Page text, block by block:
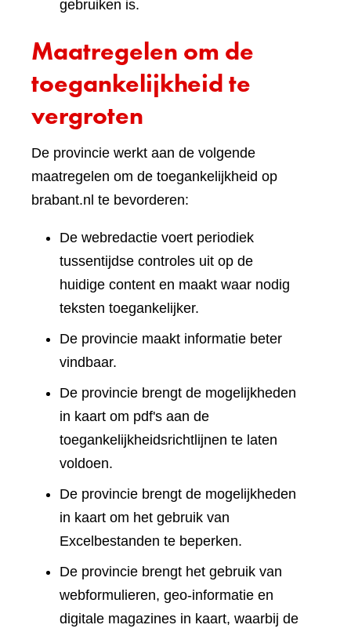
gebruiken is.
Maatregelen om de
toegankelijkheid te
vergroten
De provincie werkt aan de volgende
maatregelen om de toegankelijkheid op
brabant.nl te bevorderen:
De webredactie voert periodiek
tussentijdse controles uit op de
huidige content en maakt waar nodig
teksten toegankelijker.
De provincie maakt informatie beter
vindbaar.
De provincie brengt de mogelijkheden
in kaart om pdf's aan de
toegankelijkheidsrichtlijnen te laten
voldoen.
De provincie brengt de mogelijkheden
in kaart om het gebruik van
Excelbestanden te beperken.
De provincie brengt het gebruik van
webformulieren, geo-informatie en
digitale magazines in kaart, waarbij de